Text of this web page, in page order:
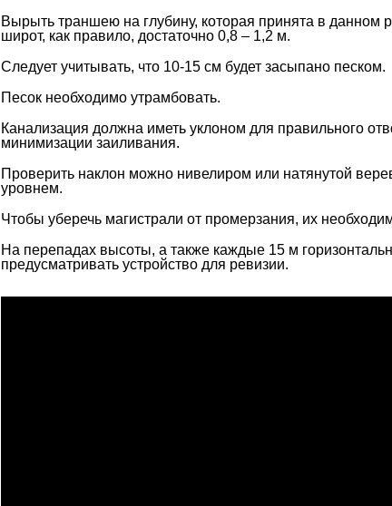
Вырыть траншею на глубину, которая принята в данном
широт, как правило, достаточно 0,8 – 1,2 м.
Следует учитывать, что 10-15 см будет засыпано песком.
Песок необходимо утрамбовать.
Канализация должна иметь уклоном для правильного
минимизации заиливания.
Проверить наклон можно нивелиром или натянутой
уровнем.
Чтобы уберечь магистрали от промерзания, их
На перепадах высоты, а также каждые 15 м
предусматривать устройство для ревизии.